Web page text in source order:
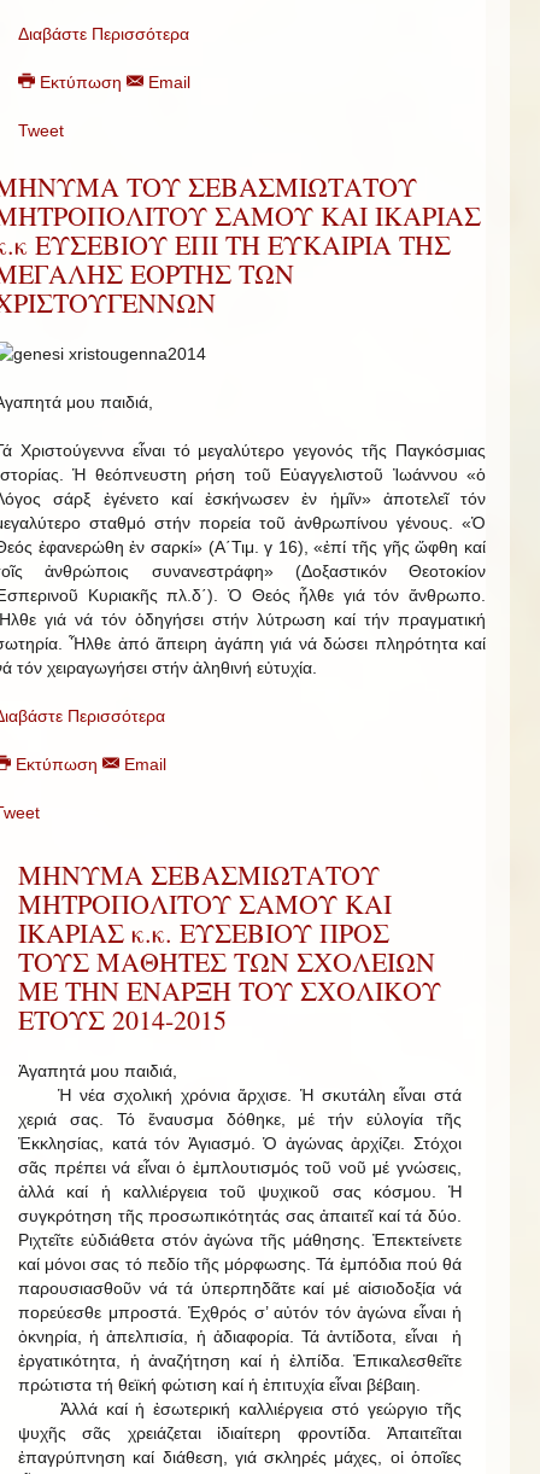
Διαβάστε Περισσότερα
Εκτύπωση Email
Tweet
ΤΟΥ ΣΕΒΑΣΜΙΩΤΑΤΟΥ
ΣΑΜΟΥ ΚΑΙ ΙΚΑΡΙΑΣ
ΕΥΣΕΒΙΟΥ ΕΠΙ ΤΗ ΕΥΚΑΙΡΙΑ ΤΗΣ
ΕΟΡΤΗΣ ΤΩΝ
μου παιδιά,
Χριστούγεννα εἶναι τό μεγαλύτερο γεγονός τῆς Παγκόσμιας
Ἡ θεόπνευστη ρήση τοῦ Εὐαγγελιστοῦ Ἰωάννου «ὁ
σάρξ ἐγένετο καί ἐσκήνωσεν ἐν ἡμῖν» ἀποτελεῖ τόν
σταθμό στήν πορεία τοῦ ἀνθρωπίνου γένους. «Ὁ
ἐφανερώθη ἐν σαρκί» (Α΄Τιμ. γ 16), «ἐπί τῆς γῆς ὤφθη καί
ἀνθρώποις συνανεστράφη» (Δοξαστικόν Θεοτοκίον
Κυριακῆς πλ.δ΄). Ὁ Θεός ἦλθε γιά τόν ἄνθρωπο.
γιά νά τόν ὁδηγήσει στήν λύτρωση καί τήν πραγματική
Ἦλθε ἀπό ἄπειρη ἀγάπη γιά νά δώσει πληρότητα καί
τόν χειραγωγήσει στήν ἀληθινή εὐτυχία.
Περισσότερα
Εκτύπωση Email
ΜΗΝΥΜΑ ΣΕΒΑΣΜΙΩΤΑΤΟΥ
ΜΗΤΡΟΠΟΛΙΤΟΥ ΣΑΜΟΥ ΚΑΙ
ΙΚΑΡΙΑΣ κ.κ. ΕΥΣΕΒΙΟΥ ΠΡΟΣ
ΤΟΥΣ ΜΑΘΗΤΕΣ ΤΩΝ ΣΧΟΛΕΙΩΝ
ΜΕ ΤΗΝ ΕΝΑΡΞΗ ΤΟΥ ΣΧΟΛΙΚΟΥ
ΕΤΟΥΣ 2014-2015
Ἀγαπητά μου παιδιά,
Ἡ νέα σχολική χρόνια ἄρχισε. Ἡ σκυτάλη εἶναι στά
χεριά σας. Τό ἔναυσμα δόθηκε, μέ τήν εὐλογία τῆς
Ἐκκλησίας, κατά τόν Ἁγιασμό. Ὁ ἀγώνας ἀρχίζει. Στόχοι
σᾶς πρέπει νά εἶναι ὁ ἐμπλουτισμός τοῦ νοῦ μέ γνώσεις,
ἀλλά καί ἡ καλλιέργεια τοῦ ψυχικοῦ σας κόσμου. Ἡ
συγκρότηση τῆς προσωπικότητάς σας ἀπαιτεῖ καί τά δύο.
Ριχτεῖτε εὐδιάθετα στόν ἀγώνα τῆς μάθησης. Ἐπεκτείνετε
καί μόνοι σας τό πεδίο τῆς μόρφωσης. Τά ἐμπόδια πού θά
παρουσιασθοῦν νά τά ὑπερπηδᾶτε καί μέ αἰσιοδοξία νά
πορεύεσθε μπροστά. Ἐχθρός σ’ αὐτόν τόν ἀγώνα εἶναι ἡ
ὀκνηρία, ἡ ἀπελπισία, ἡ ἀδιαφορία. Τά ἀντίδοτα, εἶναι ἡ
ἐργατικότητα, ἡ ἀναζήτηση καί ἡ ἐλπίδα. Ἐπικαλεσθεῖτε
πρώτιστα τή θεϊκή φώτιση καί ἡ ἐπιτυχία εἶναι βέβαιη.
Ἀλλά καί ἡ ἐσωτερική καλλιέργεια στό γεώργιο τῆς
ψυχῆς σᾶς χρειάζεται ἰδιαίτερη φροντίδα. Ἀπαιτεῖται
ἐπαγρύπνηση καί διάθεση, γιά σκληρές μάχες, οἱ ὁποῖες